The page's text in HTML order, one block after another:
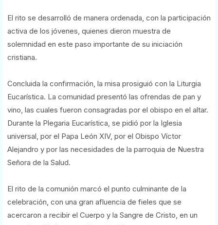
El rito se desarrolló de manera ordenada, con la participación
activa de los jóvenes, quienes dieron muestra de
solemnidad en este paso importante de su iniciación
cristiana.
Concluida la confirmación, la misa prosiguió con la Liturgia
Eucarística. La comunidad presentó las ofrendas de pan y
vino, las cuales fueron consagradas por el obispo en el altar.
Durante la Plegaria Eucarística, se pidió por la Iglesia
universal, por el Papa León XIV, por el Obispo Víctor
Alejandro y por las necesidades de la parroquia de Nuestra
Señora de la Salud.
El rito de la comunión marcó el punto culminante de la
celebración, con una gran afluencia de fieles que se
acercaron a recibir el Cuerpo y la Sangre de Cristo, en un